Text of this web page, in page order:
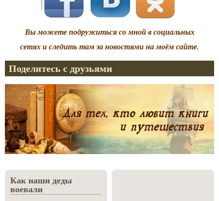
Вы можете подружиться со мной в социальных
сетях и следить там за новостями на моём сайте.
Поделитесь с друзьями
Как наши деды
воевали